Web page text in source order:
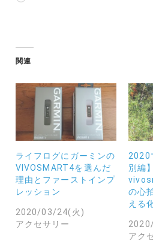
中…
関連
ライフログにガーミンの
VIVOSMART4を選んだ
理由とファーストインプ
レッション
2020/03/24(火)
アクセサリー
2020
別編
の心
える
アク